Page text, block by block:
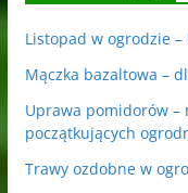
Listopad w ogrodzie
Mączka bazaltowa –
Uprawa pomidorów –
początkujących
Trawy ozdobne w